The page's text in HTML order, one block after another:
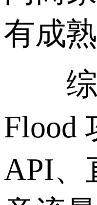
有成
综合
Flood
API、